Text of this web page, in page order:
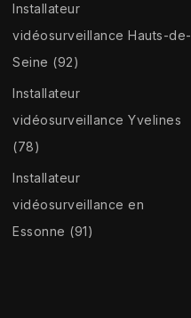
Installateur
vidéosurveillance Hauts-de-
Seine (92)
Installateur
vidéosurveillance Yvelines
(78)
Installateur
vidéosurveillance en
Essonne (91)